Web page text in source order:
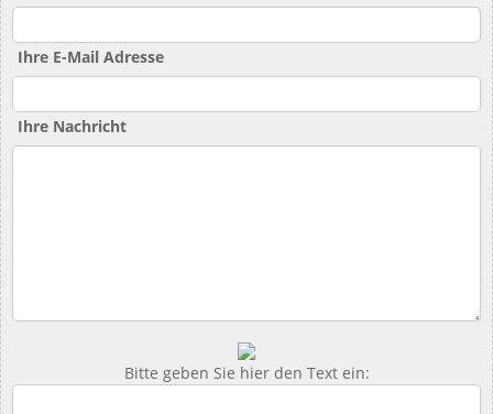
Ihre E-Mail Adresse
Ihre Nachricht
Bitte geben Sie hier den Text ein: